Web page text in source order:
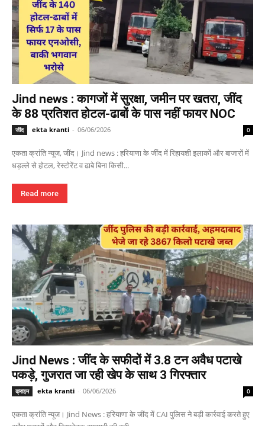
Jind news : कागजों में सुरक्षा, जमीन पर खतरा, जींद
के 88 प्रतिशत होटल-ढाबों के पास नहीं फायर NOC
जींद ekta kranti - 06/06/2026 0
एकता क्रांति न्यूज, जींद। Jind news : हरियाणा के जींद में रिहायशी इलाकों और बाजारों में
धड़ल्ले से होटल, रेस्टोरेंट व ढाबे बिना किसी...
Read more
Jind News : जींद के सफीदों में 3.8 टन अवैध पटाखे
पकड़े, गुजरात जा रही खेप के साथ 3 गिरफ्तार
क्राइम ekta kranti - 06/06/2026 0
एकता क्रांति न्यूज। Jind News : हरियाणा के जींद में CAI पुलिस ने बड़ी कार्रवाई करते हुए